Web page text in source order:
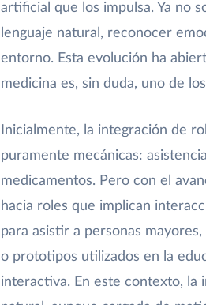
artificial que los impulsa. Ya no
lenguaje natural, reconocer
entorno. Esta evolución ha
medicina es, sin duda, uno de
Inicialmente, la integración de
puramente mecánicas:
medicamentos. Pero con el
hacia roles que implican
para asistir a personas
o prototipos utilizados en la
interactiva. En este contexto, la